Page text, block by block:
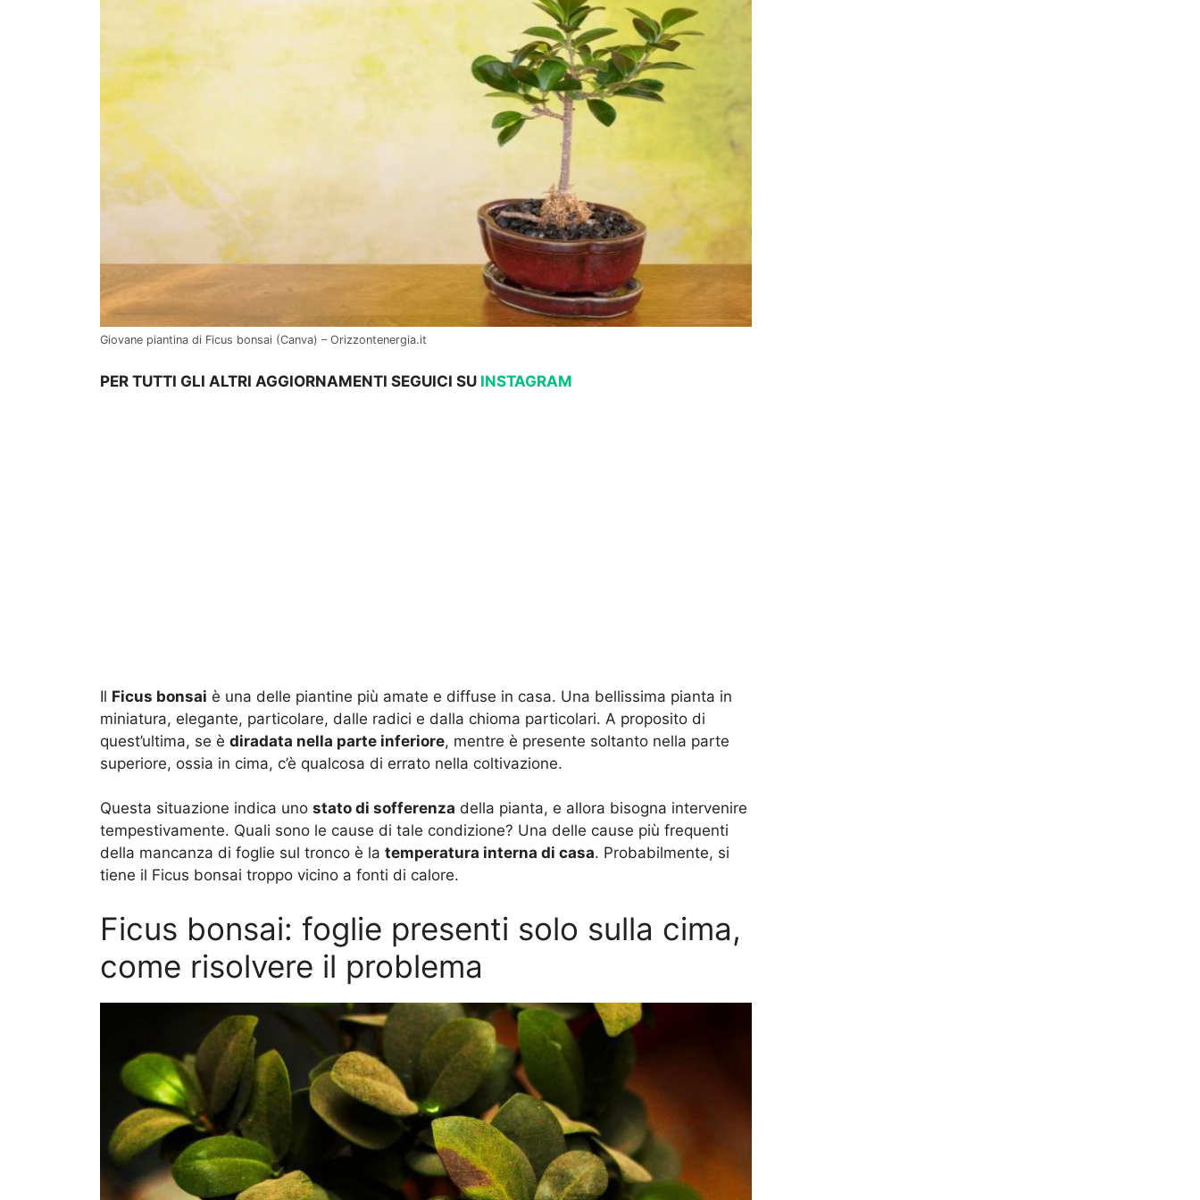
Giovane piantina di Ficus bonsai (Canva) – Orizzontenergia.it
PER TUTTI GLI ALTRI AGGIORNAMENTI SEGUICI SU INSTAGRAM
Il Ficus bonsai è una delle piantine più amate e diffuse in casa. Una bellissima pianta in
miniatura, elegante, particolare, dalle radici e dalla chioma particolari. A proposito di
quest’ultima, se è diradata nella parte inferiore, mentre è presente soltanto nella parte
superiore, ossia in cima, c’è qualcosa di errato nella coltivazione.
Questa situazione indica uno stato di sofferenza della pianta, e allora bisogna intervenire
tempestivamente. Quali sono le cause di tale condizione? Una delle cause più frequenti
della mancanza di foglie sul tronco è la temperatura interna di casa. Probabilmente, si
tiene il Ficus bonsai troppo vicino a fonti di calore.
Ficus bonsai: foglie presenti solo sulla cima,
come risolvere il problema